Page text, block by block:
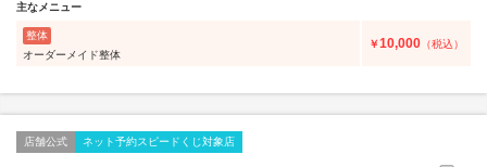
主なメニュー
整体
オーダーメイド整体
￥10,000 （税込）
店舗公式 ネット予約スピードくじ対象店